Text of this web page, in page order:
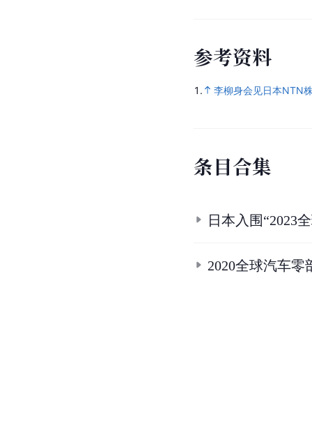
参考资料
1. 李柳身会见日本NTN
条目合集
日本入围“2023
2020全球汽车零